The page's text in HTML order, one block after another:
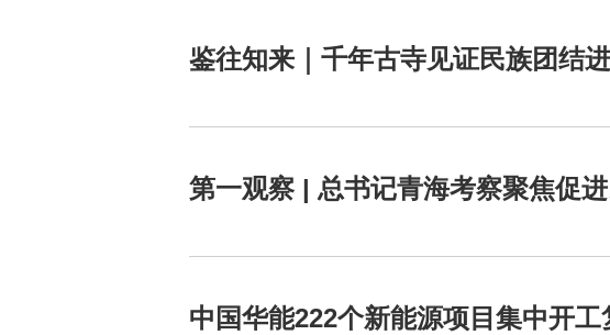
鉴往知来｜千年古寺见证民族团结
第一观察 | 总书记青海考察聚焦促
中国华能222个新能源项目集中开工